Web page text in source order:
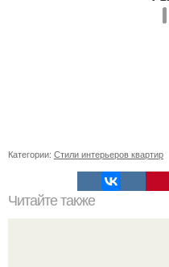
Категории: Стили интерьеров квартир
Читайте также